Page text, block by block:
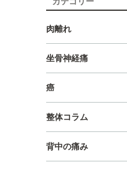
肉離れ
坐骨神経痛
癌
整体コラム
背中の痛み